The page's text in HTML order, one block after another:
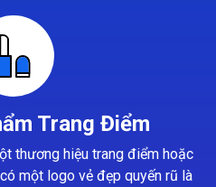
Trang Điểm
thương hiệu trang điểm hoặc
một logo vẻ đẹp quyến rũ là